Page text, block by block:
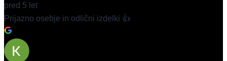
pred 5 let
Prijazno osebje in odlični izdelki 👍